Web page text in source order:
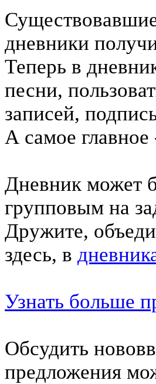
дневники
Теперь в
песни,
записей,
А самое
Дневник может
групповым на
Дружите,
здесь, в
Узнать больше
Обсудить
предложения